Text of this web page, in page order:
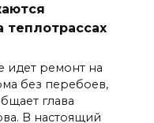
идет ремонт на
без перебоев,
глава
В настоящий